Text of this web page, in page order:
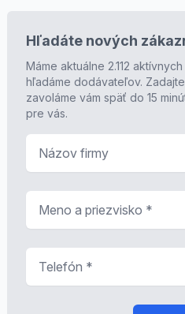
Hľadáte nových
Máme aktuálne 2.112
hľadáme dodávateľov.
zavoláme vám späť do 15
pre vás.